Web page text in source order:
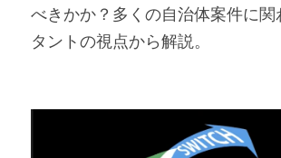
べきかか？多くの自治体案件に関
タントの視点から解説。